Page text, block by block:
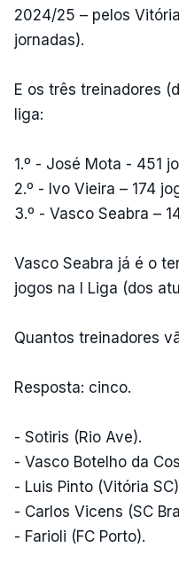
2024/25 – pelos
jornadas).
E os três treinadores
liga:
1.º - José Mota - 451
2.º - Ivo Vieira – 174
3.º - Vasco Seabra –
Vasco Seabra já é o
jogos na I Liga (dos
Quantos treinadores
Resposta: cinco.
- Sotiris (Rio Ave).
- Vasco Botelho da
- Luis Pinto (Vitória
- Carlos Vicens (SC
- Farioli (FC Porto).